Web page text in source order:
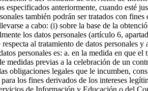
especificados anteriormente, cuando
también podrán ser tratados con
a cabo: (i) sobre la base de la
los datos personales (artículo 6,
al tratamiento de datos
personales es: a. en la medida en que
medidas previas a la celebración de un
obligaciones legales que le incumben,
los fines derivados de los intereses
de Información y Educación o del